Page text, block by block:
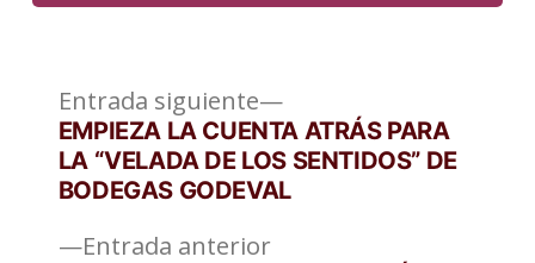
Navegación
de
entradas
Entrada anteriorEntrada
Entrada siguiente
Entrada
siguiente:
EMPIEZA LA CUENTA ATRÁS PARA
LA “VELADA DE LOS SENTIDOS” DE
BODEGAS GODEVAL